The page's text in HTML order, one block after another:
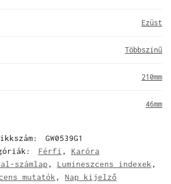
Ezüst
Többszínű
210mm
46mm
GW0539G1
Férfi , Karóra
számlap, Lumineszcens indexek,
mutatók, Nap kijelző